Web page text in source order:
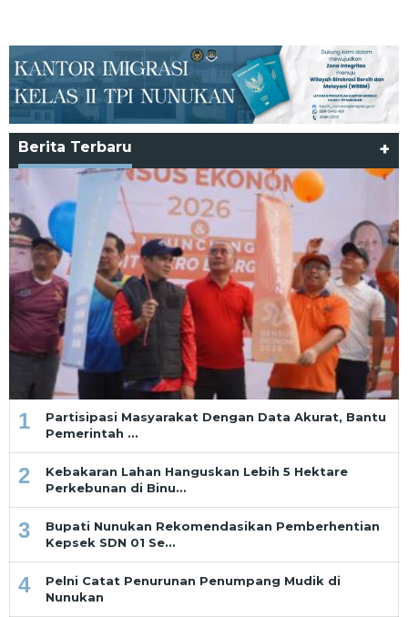
Berita Terbaru +
1
Partisipasi Masyarakat Dengan Data Akurat, Bantu
Pemerintah …
2
Kebakaran Lahan Hanguskan Lebih 5 Hektare
Perkebunan di Binu…
3
Bupati Nunukan Rekomendasikan Pemberhentian
Kepsek SDN 01 Se…
4
Pelni Catat Penurunan Penumpang Mudik di
Nunukan